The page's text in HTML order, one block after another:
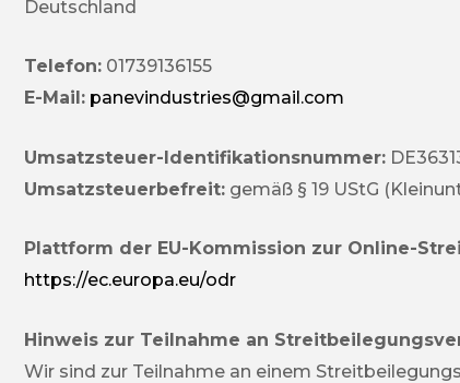
Deutschland
Telefon: 01739136155
E-Mail: panevindustries@gmail.com
Umsatzsteuer-Identifikationsnummer:
Umsatzsteuerbefreit: gemäß § 19 UStG
Plattform der EU-Kommission zur Online-
https://ec.europa.eu/odr
Hinweis zur Teilnahme an
Wir sind zur Teilnahme an einem